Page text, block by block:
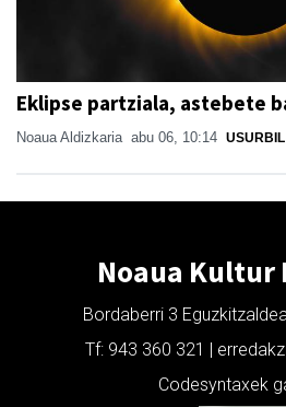
Eklipse partziala, astebete
Noaua Aldizkaria abu 06, 10:14 USURBIL
Noaua Kultur
Bordaberri 3
Tf: 943 360 321 |
Codesyntaxek